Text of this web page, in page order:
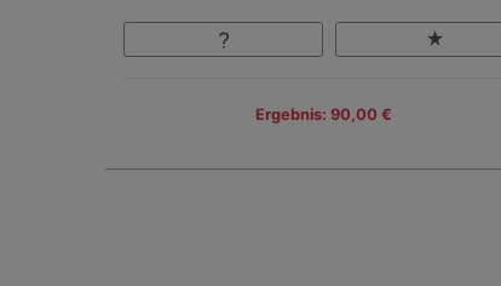
Ergebnis: 90,00 €